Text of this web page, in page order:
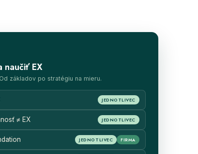
naučiť EX
základov po stratégiu na mieru.
JEDNOTLIVEC
≠ EX JEDNOTLIVEC
JEDNOTLIVEC FIRMA